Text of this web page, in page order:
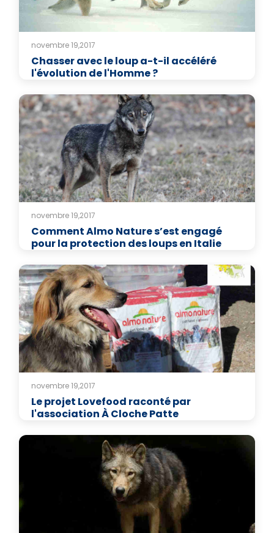
novembre 19,2017
Chasser avec le loup a-t-il accéléré
l'évolution de l'Homme ?
novembre 19,2017
Comment Almo Nature s’est engagé
pour la protection des loups en Italie
novembre 19,2017
Le projet Lovefood raconté par
l'association À Cloche Patte